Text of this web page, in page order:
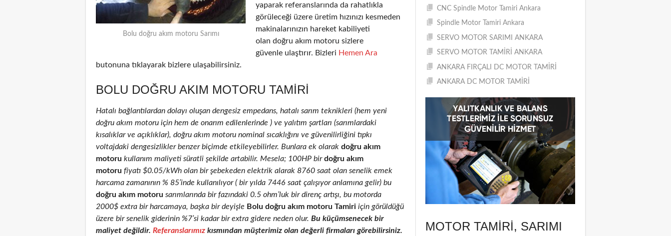
Bolu doğru akım motoru Sarımı
yaparak referanslarında da rahatlıkla
görüleceği üzere üretim hızınızı kesmeden
makinalarınızın hareket kabiliyeti
olan doğru akım motoru sizlere
güvenle ulaştırır. Bizleri Hemen Ara
butonuna tıklayarak bizlere ulaşabilirsiniz.
BOLU DOĞRU AKIM MOTORU TAMIRI
Hatalı bağlantılardan dolayı oluşan dengesiz empedans, hatalı sarım teknikleri (hem yeni
doğru akım motoru için hem de onarım edilenlerinde ) ve yalıtım şartları (sarımlardaki
kısalıklar ve açıklıklar), doğru akım motoru nominal sıcaklığını ve güvenilirliğini tıpkı
voltajdaki dengesizlikler benzer biçimde etkileyebilirler. Bunlara ek olarak doğru akım
motoru kullanım maliyeti süratli şekilde artabilir. Mesela; 100HP birdoğru akım
motoru fiyatı $0.05/kWh olan bir şebekeden elektrik alarak 8760 saat olan senelik emek
harcama zamanının % 85’inde kullanılıyor ( bir yılda 7446 saat çalışıyor anlamına gelir) bu
doğru akım motoru sarımlarında bir fazındaki 0.5 ohm’luk bir direnç artışı, bu motorda
2000$ extra bir harcamaya, başka bir deyişle Bolu doğru akım motoru Tamiri için görüldüğü
üzere bir senelik giderinin %7’si kadar bir extra gidere neden olur. Bu küçümsenecek bir
maliyet değildir. Referanslarımız kısmından müşterimiz olan değerli firmaları görebilirsiniz.
CNC Spindle Motor Tamiri Ankara
Spindle Motor Tamiri Ankara
SERVO MOTOR SARIMI ANKARA
SERVO MOTOR TAMİRİ ANKARA
ANKARA FIRÇALI DC MOTOR TAMİRİ
ANKARA DC MOTOR TAMİRİ
MOTOR TAMIRI, SARIMI